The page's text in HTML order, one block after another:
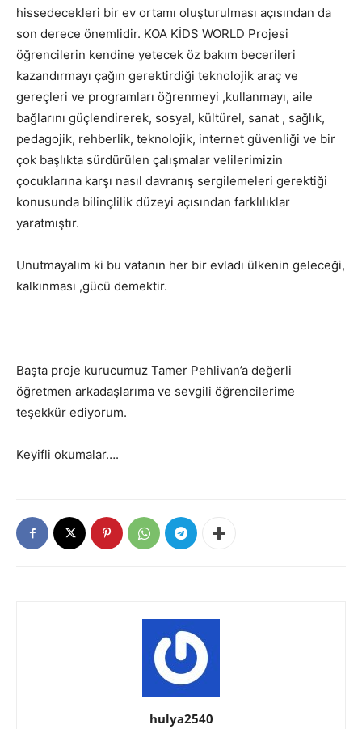
hissedecekleri bir ev ortamı oluşturulması açısından da
son derece önemlidir. KOA KİDS WORLD Projesi
öğrencilerin kendine yetecek öz bakım becerileri
kazandırmayı çağın gerektirdiği teknolojik araç ve
gereçleri ve programları öğrenmeyi ,kullanmayı, aile
bağlarını güçlendirerek, sosyal, kültürel, sanat , sağlık,
pedagojik, rehberlik, teknolojik, internet güvenliği ve bir
çok başlıkta sürdürülen çalışmalar velilerimizin
çocuklarına karşı nasıl davranış sergilemeleri gerektiği
konusunda bilinçlilik düzeyi açısından farklılıklar
yaratmıştır.
Unutmayalım ki bu vatanın her bir evladı ülkenin geleceği,
kalkınması ,gücü demektir.
Başta proje kurucumuz Tamer Pehlivan’a değerli
öğretmen arkadaşlarıma ve sevgili öğrencilerime
teşekkür ediyorum.
Keyifli okumalar….
hulya2540